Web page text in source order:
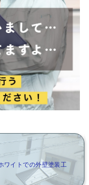
ワイトでの外壁塗装工